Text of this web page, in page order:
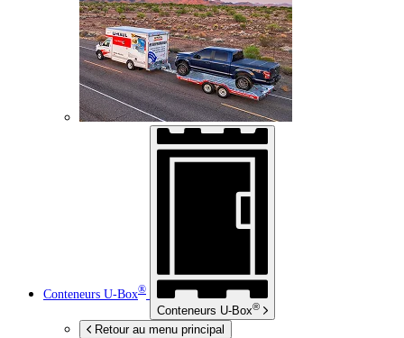
Conteneurs U-Box®
Conteneurs U-Box®
Retour au menu principal